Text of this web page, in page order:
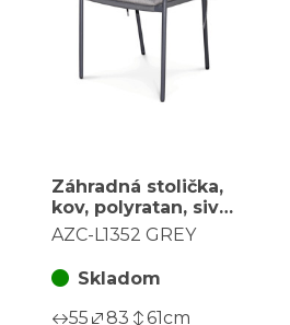
Záhradná stolička,
kov, polyratan, sivá,
AZC-L1352 GREY
AZC-L1352 GREY
Skladom
55
83 61cm